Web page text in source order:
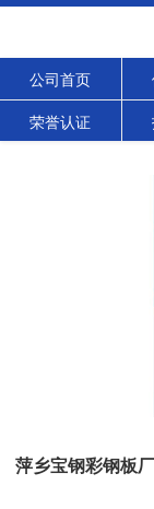
公司首页
荣誉认证
萍乡宝钢彩钢板